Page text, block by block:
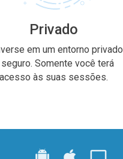
Privado
em um entorno privado
Somente você terá
às suas sessões.